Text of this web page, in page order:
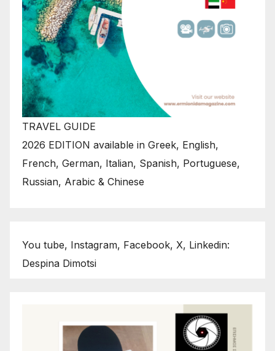
TRAVEL GUIDE
2026 EDITION available in Greek, English,
French, German, Italian, Spanish, Portuguese,
Russian, Arabic & Chinese
You tube, Instagram, Facebook, X, Linkedin:
Despina Dimotsi